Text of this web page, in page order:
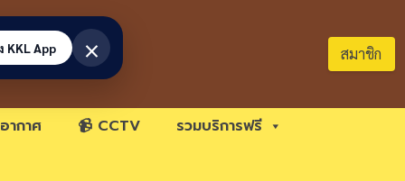
สมาชิก
ากาศ 📹 CCTV รวมบริการฟรี
KKL App ×